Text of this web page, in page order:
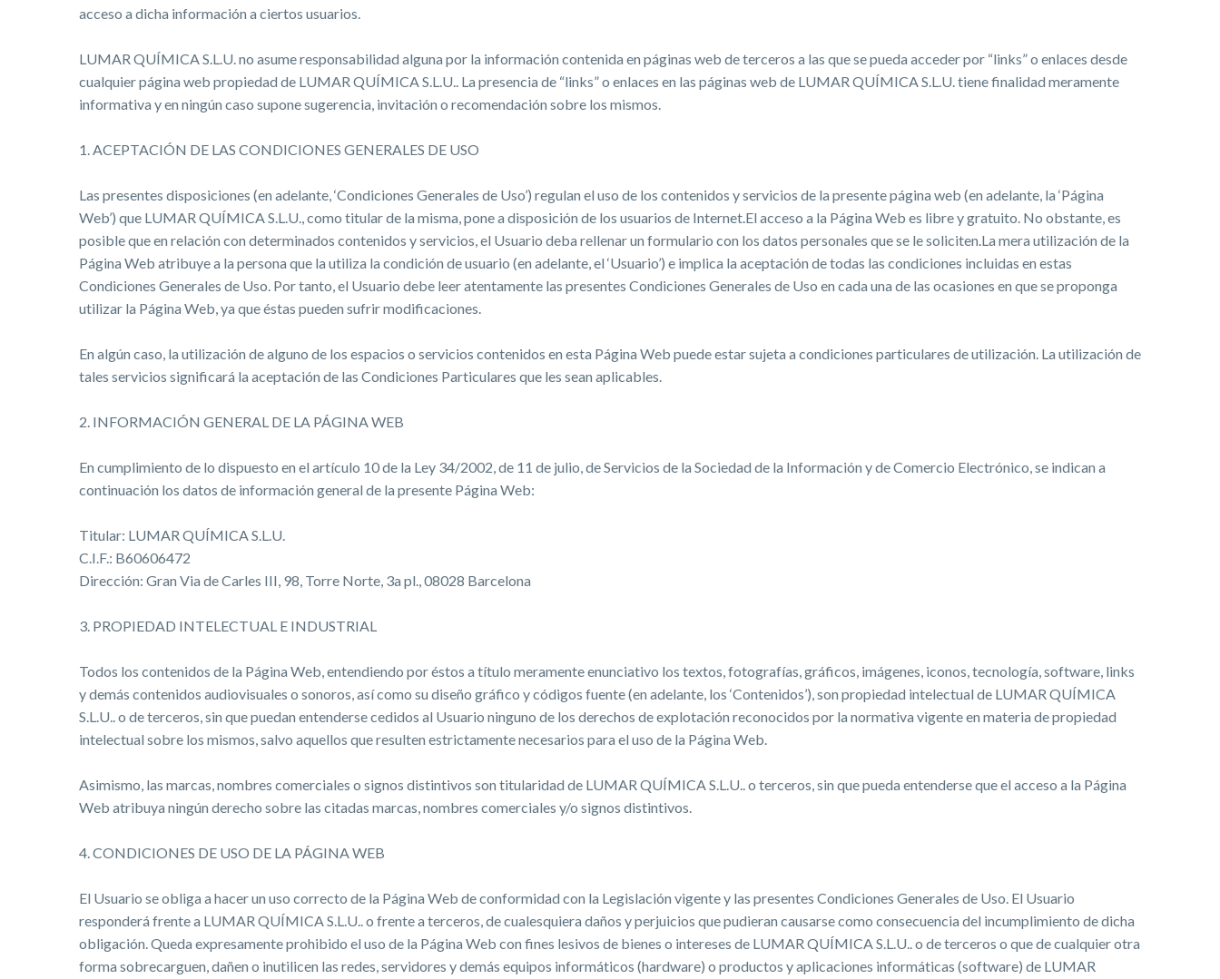
acceso a dicha información a ciertos usuarios.
LUMAR QUÍMICA S.L.U. no asume responsabilidad alguna por la información contenida en páginas web de terceros a las que se pueda acceder por “links” o enlaces desde
cualquier página web propiedad de LUMAR QUÍMICA S.L.U.. La presencia de “links” o enlaces en las páginas web de LUMAR QUÍMICA S.L.U. tiene finalidad meramente
informativa y en ningún caso supone sugerencia, invitación o recomendación sobre los mismos.
1. ACEPTACIÓN DE LAS CONDICIONES GENERALES DE USO
Las presentes disposiciones (en adelante, ‘Condiciones Generales de Uso’) regulan el uso de los contenidos y servicios de la presente página web (en adelante, la ‘Página
Web’) que LUMAR QUÍMICA S.L.U., como titular de la misma, pone a disposición de los usuarios de Internet.El acceso a la Página Web es libre y gratuito. No obstante, es
posible que en relación con determinados contenidos y servicios, el Usuario deba rellenar un formulario con los datos personales que se le soliciten.La mera utilización de la
Página Web atribuye a la persona que la utiliza la condición de usuario (en adelante, el ‘Usuario’) e implica la aceptación de todas las condiciones incluidas en estas
Condiciones Generales de Uso. Por tanto, el Usuario debe leer atentamente las presentes Condiciones Generales de Uso en cada una de las ocasiones en que se proponga
utilizar la Página Web, ya que éstas pueden sufrir modificaciones.
En algún caso, la utilización de alguno de los espacios o servicios contenidos en esta Página Web puede estar sujeta a condiciones particulares de utilización. La utilización de
tales servicios significará la aceptación de las Condiciones Particulares que les sean aplicables.
2. INFORMACIÓN GENERAL DE LA PÁGINA WEB
En cumplimiento de lo dispuesto en el artículo 10 de la Ley 34/2002, de 11 de julio, de Servicios de la Sociedad de la Información y de Comercio Electrónico, se indican a
continuación los datos de información general de la presente Página Web:
Titular: LUMAR QUÍMICA S.L.U.
C.I.F.: B60606472
Dirección: Gran Via de Carles III, 98, Torre Norte, 3a pl., 08028 Barcelona
3. PROPIEDAD INTELECTUAL E INDUSTRIAL
Todos los contenidos de la Página Web, entendiendo por éstos a título meramente enunciativo los textos, fotografías, gráficos, imágenes, iconos, tecnología, software, links
y demás contenidos audiovisuales o sonoros, así como su diseño gráfico y códigos fuente (en adelante, los ‘Contenidos’), son propiedad intelectual de LUMAR QUÍMICA
S.L.U.. o de terceros, sin que puedan entenderse cedidos al Usuario ninguno de los derechos de explotación reconocidos por la normativa vigente en materia de propiedad
intelectual sobre los mismos, salvo aquellos que resulten estrictamente necesarios para el uso de la Página Web.
Asimismo, las marcas, nombres comerciales o signos distintivos son titularidad de LUMAR QUÍMICA S.L.U.. o terceros, sin que pueda entenderse que el acceso a la Página
Web atribuya ningún derecho sobre las citadas marcas, nombres comerciales y/o signos distintivos.
4. CONDICIONES DE USO DE LA PÁGINA WEB
El Usuario se obliga a hacer un uso correcto de la Página Web de conformidad con la Legislación vigente y las presentes Condiciones Generales de Uso. El Usuario
responderá frente a LUMAR QUÍMICA S.L.U.. o frente a terceros, de cualesquiera daños y perjuicios que pudieran causarse como consecuencia del incumplimiento de dicha
obligación. Queda expresamente prohibido el uso de la Página Web con fines lesivos de bienes o intereses de LUMAR QUÍMICA S.L.U.. o de terceros o que de cualquier otra
forma sobrecarguen, dañen o inutilicen las redes, servidores y demás equipos informáticos (hardware) o productos y aplicaciones informáticas (software) de LUMAR